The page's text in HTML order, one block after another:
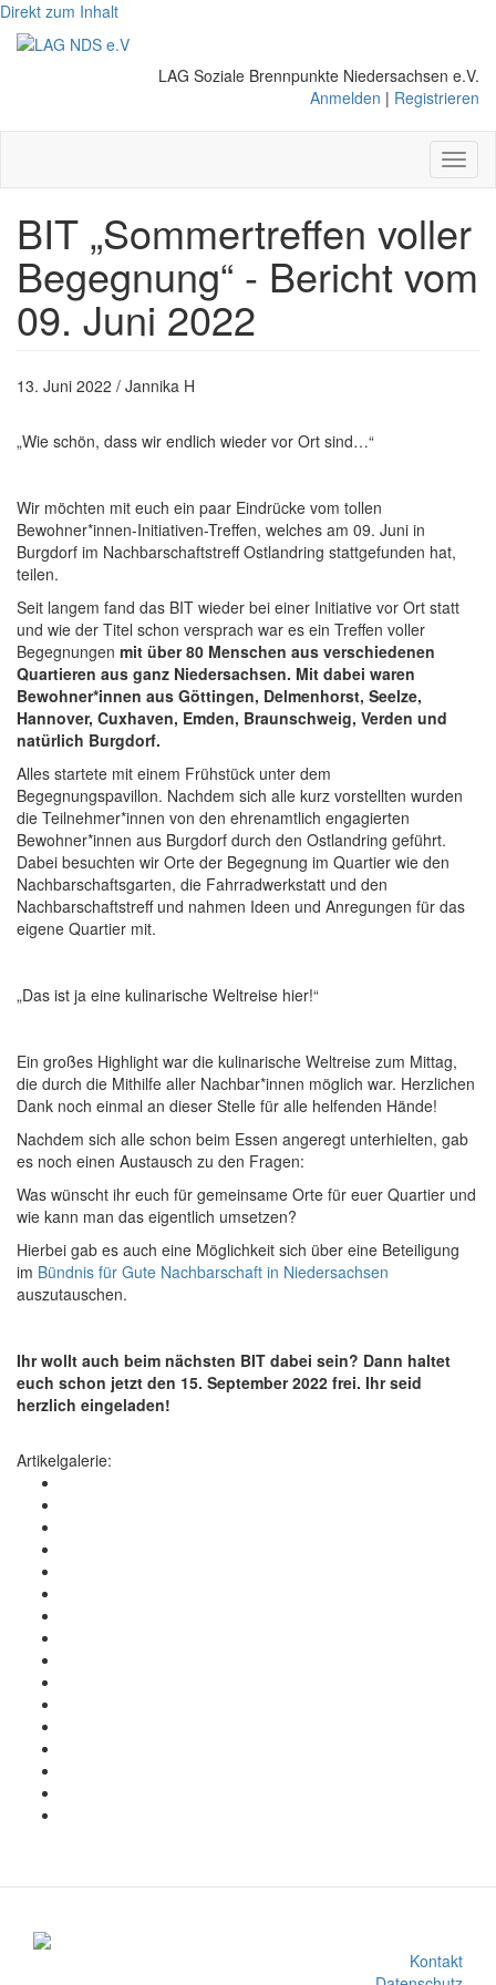
Direkt zum Inhalt
LAG Soziale Brennpunkte Niedersachsen e.V.
Anmelden | Registrieren
BIT „Sommertreffen voller
Begegnung“ - Bericht vom
09. Juni 2022
13. Juni 2022 / Jannika H
„Wie schön, dass wir endlich wieder vor Ort sind…“
Wir möchten mit euch ein paar Eindrücke vom tollen
Bewohner*innen-Initiativen-Treffen, welches am 09. Juni in
Burgdorf im Nachbarschaftstreff Ostlandring stattgefunden hat,
teilen.
Seit langem fand das BIT wieder bei einer Initiative vor Ort statt
und wie der Titel schon versprach war es ein Treffen voller
Begegnungen mit über 80 Menschen aus verschiedenen
Quartieren aus ganz Niedersachsen. Mit dabei waren
Bewohner*innen aus Göttingen, Delmenhorst, Seelze,
Hannover, Cuxhaven, Emden, Braunschweig, Verden und
natürlich Burgdorf.
Alles startete mit einem Frühstück unter dem
Begegnungspavillon. Nachdem sich alle kurz vorstellten wurden
die Teilnehmer*innen von den ehrenamtlich engagierten
Bewohner*innen aus Burgdorf durch den Ostlandring geführt.
Dabei besuchten wir Orte der Begegnung im Quartier wie den
Nachbarschaftsgarten, die Fahrradwerkstatt und den
Nachbarschaftstreff und nahmen Ideen und Anregungen für das
eigene Quartier mit.
„Das ist ja eine kulinarische Weltreise hier!“
Ein großes Highlight war die kulinarische Weltreise zum Mittag,
die durch die Mithilfe aller Nachbar*innen möglich war. Herzlichen
Dank noch einmal an dieser Stelle für alle helfenden Hände!
Nachdem sich alle schon beim Essen angeregt unterhielten, gab
es noch einen Austausch zu den Fragen:
Was wünscht ihr euch für gemeinsame Orte für euer Quartier und
wie kann man das eigentlich umsetzen?
Hierbei gab es auch eine Möglichkeit sich über eine Beteiligung
im Bündnis für Gute Nachbarschaft in Niedersachsen
auszutauschen.
Ihr wollt auch beim nächsten BIT dabei sein? Dann haltet
euch schon jetzt den 15. September 2022 frei. Ihr seid
herzlich eingeladen!
Artikelgalerie:
Kontakt